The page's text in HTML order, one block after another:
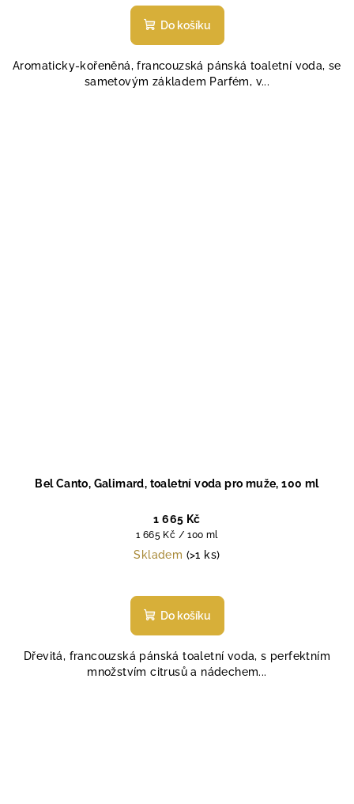
Do košíku
Aromaticky-kořeněná, francouzská pánská toaletní voda, se
sametovým základem Parfém, v...
Bel Canto, Galimard, toaletní voda pro muže, 100 ml
1 665 Kč
Měrná
cena:
1 665 Kč / 100 ml
Skladem (>1 ks)
hodnocení
produktu
z
5
Do košíku
Dřevitá, francouzská pánská toaletní voda, s perfektním
množstvím citrusů a nádechem...